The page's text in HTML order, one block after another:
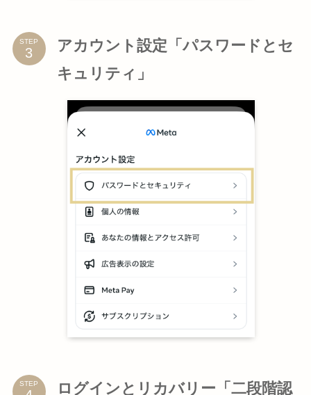
STEP
アカウント設定「パスワードとセ
キュリティ」
STEP ログインとリカバリー「二段階認